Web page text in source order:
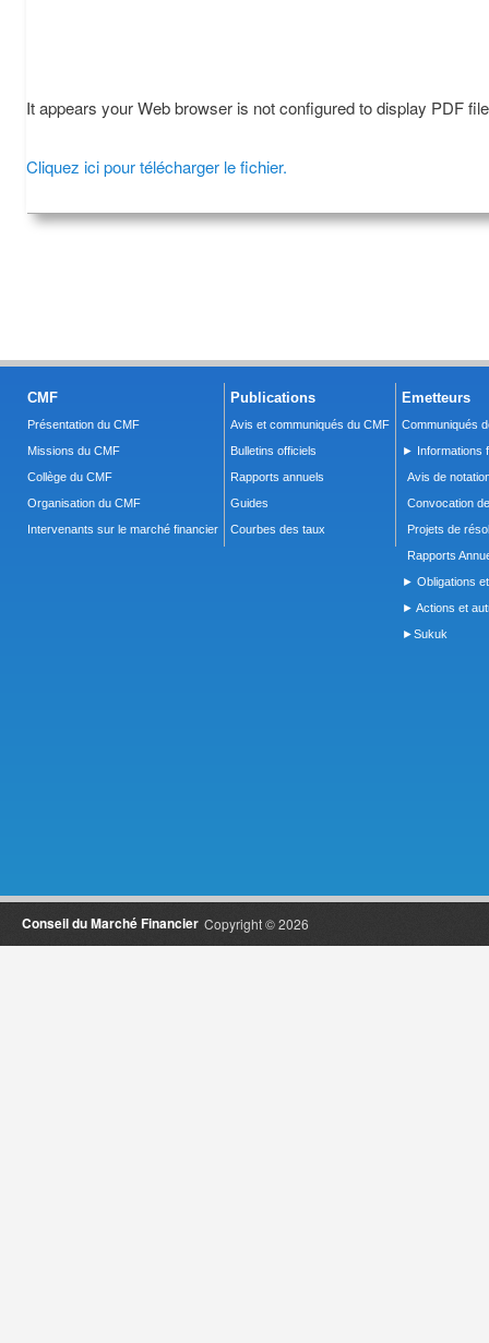
It appears your Web browser is not configured to display PDF
Cliquez ici pour télécharger le fichier.
CMF
Présentation du CMF
Missions du CMF
Collège du CMF
Organisation du CMF
Intervenants sur le marché financier
Publications
Avis et communiqués du CMF
Bulletins officiels
Rapports annuels
Guides
Courbes des taux
Emetteurs
Communiqués
► Informations
Avis de
Convocation
Projets de
Rapports
► Obligations
► Actions et
►Sukuk
Copyright © 2026
Conseil du Marché Financier